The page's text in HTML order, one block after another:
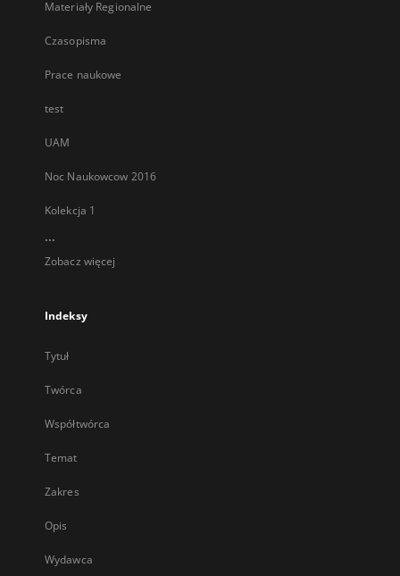
Materiały Regionalne
Czasopisma
Prace naukowe
test
UAM
Noc Naukowcow 2016
Kolekcja 1
...
Zobacz więcej
Indeksy
Tytuł
Twórca
Współtwórca
Temat
Zakres
Opis
Wydawca